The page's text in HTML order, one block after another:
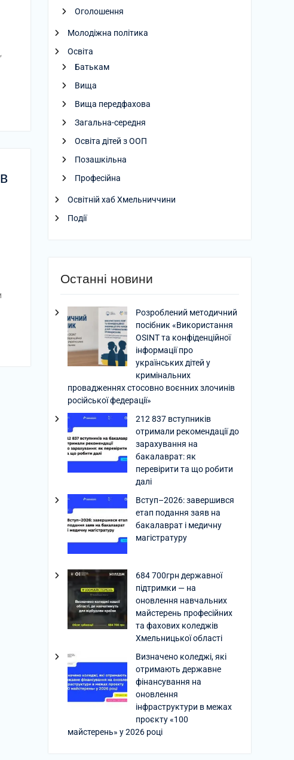
Оголошення
Молодіжна політика
Освіта
Батькам
Вища
Вища передфахова
Загальна-середня
Освіта дітей з ООП
Позашкільна
Професійна
Освітній хаб Хмельниччини
Події
Останні новини
Розроблений методичний
посібник «Використання
OSINT та конфіденційної
інформації про
українських дітей у
кримінальних
провадженнях стосовно воєнних злочинів
російської федерації»
212 837 вступників
отримали рекомендації до
зарахування на
бакалаврат: як
перевірити та що робити
далі
Вступ–2026: завершився
етап подання заяв на
бакалаврат і медичну
магістратуру
684 700грн державної
підтримки — на
оновлення навчальних
майстерень професійних
та фахових коледжів
Хмельницької області
Визначено коледжі, які
отримають державне
фінансування на
оновлення
інфраструктури в межах
проєкту «100
майстерень» у 2026 році